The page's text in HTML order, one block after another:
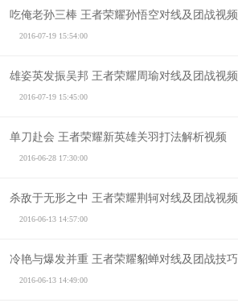
吃俺老孙三棒 王者荣耀孙悟空对线及团战视频
2016-07-19 15:54:00
雄姿英发振吴邦 王者荣耀周瑜对线及团战视频
2016-07-19 15:45:00
单刀赴会 王者荣耀新英雄关羽打法解析视频
2016-06-28 17:30:00
杀敌于无形之中 王者荣耀荆轲对线及团战视频
2016-06-13 14:57:00
冷艳与爆发并重 王者荣耀貂蝉对线及团战技巧
2016-06-13 14:49:00